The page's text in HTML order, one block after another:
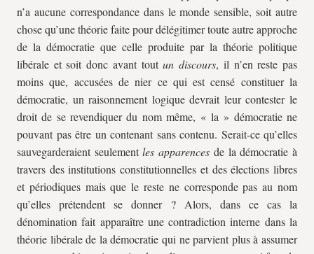
n’a aucune correspondance dans le monde sensible, soit autre
chose qu’une théorie faite pour délégitimer toute autre approche
de la démocratie que celle produite par la théorie politique
libérale et soit donc avant toutun discours, il n’en reste pas
moins que, accusées de nier ce qui est censé constituer la
démocratie, un raisonnement logique devrait leur contester le
droit de se revendiquer du nom même, « la » démocratie ne
pouvant pas être un contenant sans contenu. Serait-ce qu’elles
sauvegarderaient seulementles apparences de la démocratie à
travers des institutions constitutionnelles et des élections libres
et périodiques mais que le reste ne corresponde pas au nom
qu’elles prétendent se donner ? Alors, dans ce cas la
dénomination fait apparaître une contradiction interne dans la
théorie libérale de la démocratie qui ne parvient plus à assumer